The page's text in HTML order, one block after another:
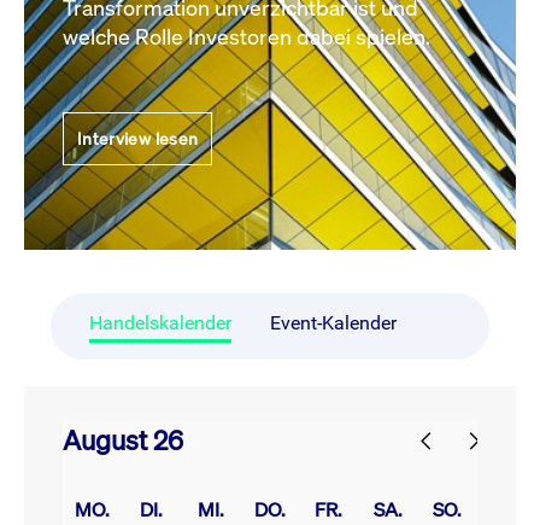
Transformation unverzichtbar ist und
welche Rolle Investoren dabei spielen.
Interview lesen
Handelskalender Event-Kalender
August 26
MO. DI. MI. DO. FR. SA. SO.